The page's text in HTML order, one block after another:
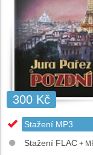
300 Kč
Stažení MP3
Stažení FLAC +